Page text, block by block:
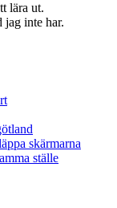
lära ut.
jag inte har.
skärmarna
ställe